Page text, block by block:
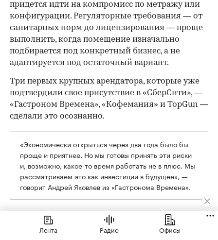
придется идти на компромисс по метражу или
конфигурации. Регуляторные требования — от
санитарных норм до лицензирования — проще
выполнить, когда помещение изначально
подбирается под конкретный бизнес, а не
адаптируется под остаточный вариант.
Три первых крупных арендатора, которые уже
подтвердили свое присутствие в «СберСити», —
«Гастроном Времена», «Кофемания» и TopGun —
сделали это осознанно.
«Экономически открыться через два года было бы
проще и приятнее. Но мы готовы принять эти риски
и, возможно, какое-то время работать не в плюс. Мы
рассматриваем это как инвестиции в будущее», —
говорит Андрей Яковлев из «Гастронома Времена».
Их формат в «СберСити» кардинально
отличается от флагманского: там 2000 кв. м и
Лента Радио Офисы